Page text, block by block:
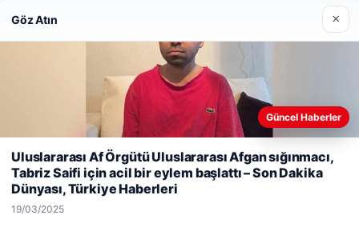
Enes Kaplan Avukatlık Bürosu
© 2026 Haber Posta – Güncel Haberler
deneyiminizi kişiselleştirmek ve geliştirmek amacıyla çerezler
kullanıyoruz. Çerez Politikamız
Reddet
Göz Atın ×
Güncel Haberler
Uluslararası Af Örgütü Uluslararası Afgan sığınmacı,
Tabriz Saifi için acil bir eylem başlattı – Son Dakika
Dünyası, Türkiye Haberleri
19/03/2025